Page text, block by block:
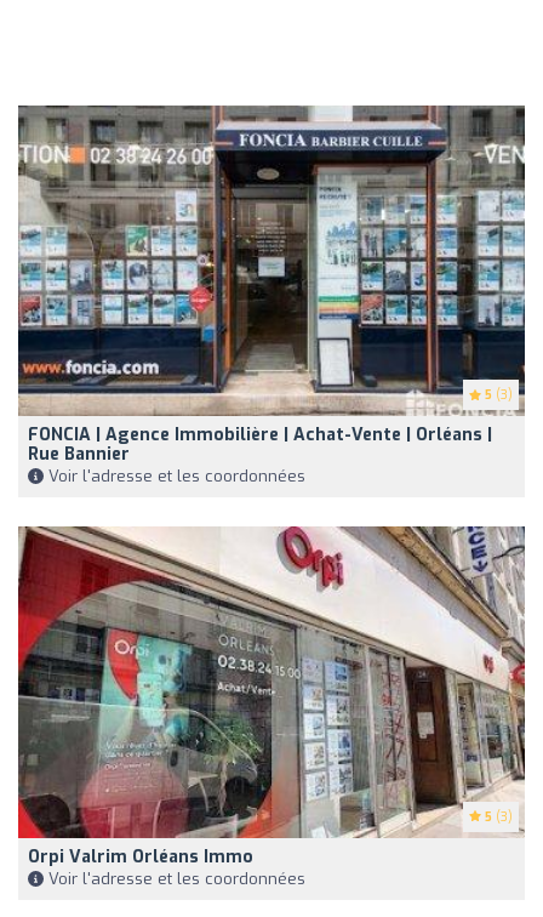
5 (3)
FONCIA | Agence Immobilière | Achat-Vente | Orléans |
Rue Bannier
Voir l'adresse et les coordonnées
5 (3)
Orpi Valrim Orléans Immo
Voir l'adresse et les coordonnées